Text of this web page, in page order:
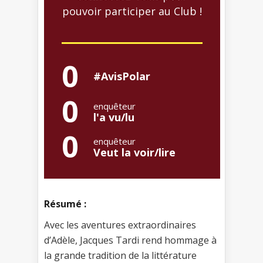
pouvoir participer au Club !
0 #AvisPolar
0 enquêteur
l'a vu/lu
0 enquêteur
Veut la voir/lire
Résumé :
Avec les aventures extraordinaires
d’Adèle, Jacques Tardi rend hommage à
la grande tradition de la littérature